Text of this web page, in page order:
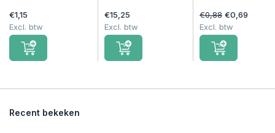
€1,15
Excl. btw
€15,25
Excl. btw
€0,88 €0,69
Excl. btw
Recent bekeken